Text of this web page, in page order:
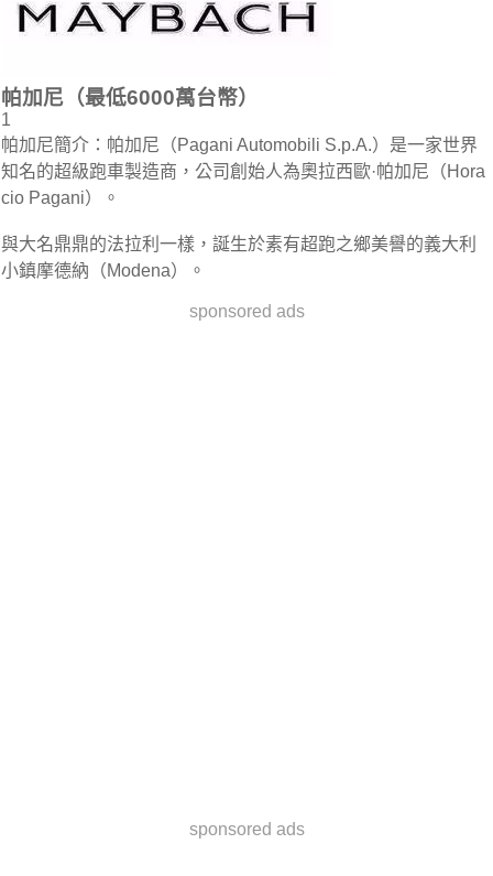
帕加尼（最低6000萬台幣）
1
帕加尼簡介：帕加尼（Pagani Automobili S.p.A.）是一家世界
知名的超級跑車製造商，公司創始人為奧拉西歐·帕加尼（Hora
cio Pagani）。
與大名鼎鼎的法拉利一樣，誕生於素有超跑之鄉美譽的義大利
小鎮摩德納（Modena）。
sponsored ads
sponsored ads